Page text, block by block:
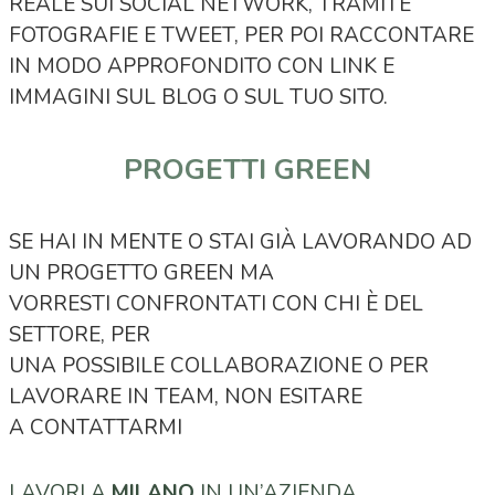
FOTOGRAFIE E TWEET, PER POI RACCONTARE
IN MODO APPROFONDITO CON LINK E
IMMAGINI SUL BLOG O SUL TUO SITO.
PROGETTI GREEN
SE HAI IN MENTE O STAI GIÀ LAVORANDO AD
UN PROGETTO GREEN MA
VORRESTI CONFRONTATI CON CHI È DEL
SETTORE, PER
UNA POSSIBILE COLLABORAZIONE O PER
LAVORARE IN TEAM, NON ESITARE
A CONTATTARMI